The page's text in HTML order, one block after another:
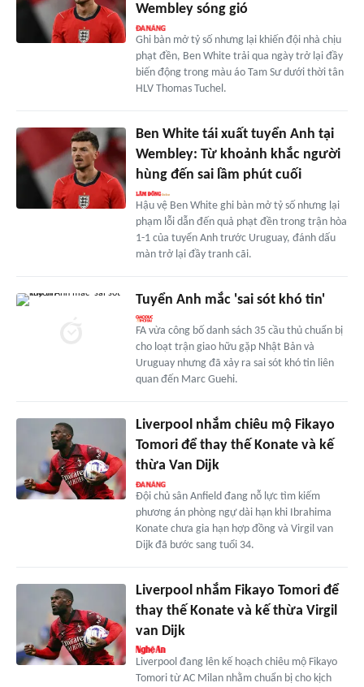
Wembley sóng gió
Ghi bàn mở tỷ số nhưng lại khiến đội nhà chịu
phạt đền, Ben White trải qua ngày trở lại đầy
biến động trong màu áo Tam Sư dưới thời tân
HLV Thomas Tuchel.
Ben White tái xuất tuyển Anh tại
Wembley: Từ khoảnh khắc người
hùng đến sai lầm phút cuối
Hậu vệ Ben White ghi bàn mở tỷ số nhưng lại
phạm lỗi dẫn đến quả phạt đền trong trận hòa
1-1 của tuyển Anh trước Uruguay, đánh dấu
màn trở lại đầy tranh cãi.
Tuyển Anh mắc 'sai sót khó tin'
FA vừa công bố danh sách 35 cầu thủ chuẩn bị
cho loạt trận giao hữu gặp Nhật Bản và
Uruguay nhưng đã xảy ra sai sót khó tin liên
quan đến Marc Guehi.
Liverpool nhắm chiêu mộ Fikayo
Tomori để thay thế Konate và kế
thừa Van Dijk
Đội chủ sân Anfield đang nỗ lực tìm kiếm
phương án phòng ngự dài hạn khi Ibrahima
Konate chưa gia hạn hợp đồng và Virgil van
Dijk đã bước sang tuổi 34.
Liverpool nhắm Fikayo Tomori để
thay thế Konate và kế thừa Virgil
van Dijk
Liverpool đang lên kế hoạch chiêu mộ Fikayo
Tomori từ AC Milan nhằm chuẩn bị cho kịch